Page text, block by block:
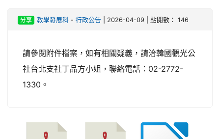
分享 教學發展科- 行政公告 | 2026-04-09 | 點閱數： 146
請參閱附件檔案，如有相關疑義，請洽韓國觀光公
社台北支社丁品方小姐，聯絡電話：02-2772-
1330。